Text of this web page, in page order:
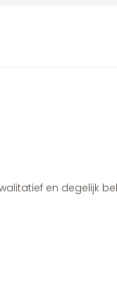
en degelijk